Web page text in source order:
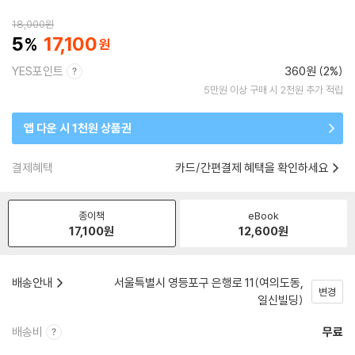
18,000원
5 17,100
YES포인트 360원 (2%)
5만원 이상 구매 시 2천원 추가 적립
앱 다운 시 1천원 상품권
결제혜택 카드/간편결제 혜택을 확인하세요
종이책
17,100원
eBook
12,600원
배송안내
서울특별시 영등포구 은행로 11(여의도동,
일신빌딩)
변경
배송비 무료